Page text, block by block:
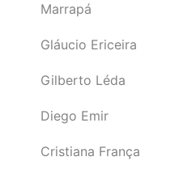
Marrapá
Gláucio Ericeira
Gilberto Léda
Diego Emir
Cristiana França